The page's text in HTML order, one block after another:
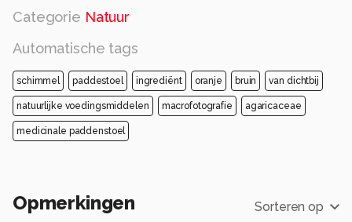
Categorie Natuur
Automatische tags
schimmel paddestoel ingrediënt oranje bruin van dichtbij
natuurlijke voedingsmiddelen macrofotografie agaricaceae
medicinale paddenstoel
Opmerkingen Sorteren op